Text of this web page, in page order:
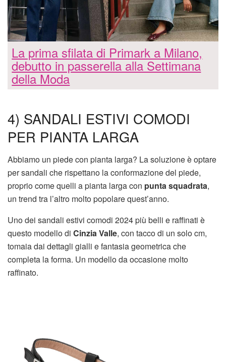
La prima sfilata di Primark a Milano,
debutto in passerella alla Settimana
della Moda
4) SANDALI ESTIVI COMODI
PER PIANTA LARGA
Abbiamo un piede con pianta larga? La soluzione è optare
per sandali che rispettano la conformazione del piede,
proprio come quelli a pianta larga con punta squadrata,
un trend tra l’altro molto popolare quest’anno.
Uno dei sandali estivi comodi 2024 più belli e raffinati è
questo modello di Cinzia Valle, con tacco di un solo cm,
tomaia dai dettagli gialli e fantasia geometrica che
completa la forma. Un modello da occasione molto
raffinato.